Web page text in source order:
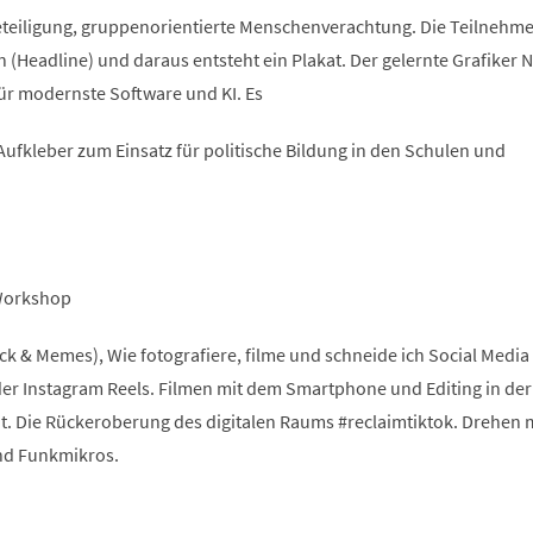
gruppenorientierte Menschenverachtung. Die
(Headline) und daraus entsteht ein Plakat. Der gelernte Grafiker
modernste Software und KI. Es
zum Einsatz für politische Bildung in den Schulen und
& Memes), Wie fotografiere, filme und schneide ich Social
Instagram Reels. Filmen mit dem Smartphone und Editing in
Die Rückeroberung des digitalen Raums #reclaimtiktok. Drehen
Funkmikros.